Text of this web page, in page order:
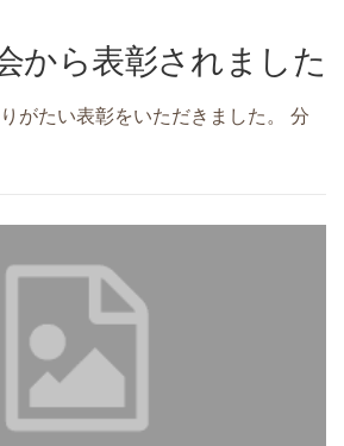
から表彰されました
がたい表彰をいただきました。 分